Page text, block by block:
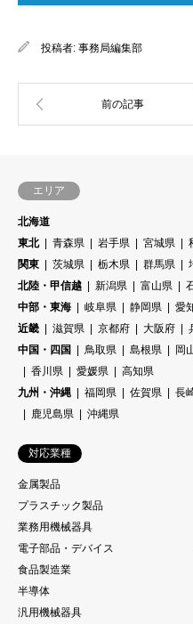
投稿者: 事務局編集部
エリア
北海道
東北
青森県 岩手県 宮城県
関東
茨城県 栃木県 群馬県
北陸・甲信越
新潟県 富山県
中部・東海
岐阜県 静岡県 愛
近畿
滋賀県 京都府 大阪府
中国・四国
鳥取県 島根県 岡
香川県
愛媛県
高知県
九州・沖縄
福岡県 佐賀県 長
鹿児島県
沖縄県
対応業種
金属製品
プラスチック製品
業務用機械器具
電子部品・デバイス
食品製造業
半導体
汎用機械器具